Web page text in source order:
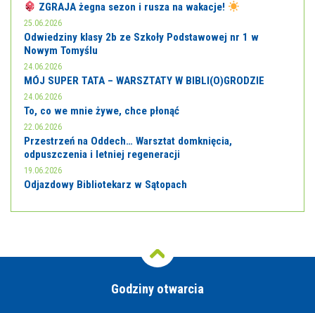
ZGRAJA żegna sezon i rusza na wakacje!
25.06.2026
Odwiedziny klasy 2b ze Szkoły Podstawowej nr 1 w
Nowym Tomyślu
24.06.2026
MÓJ SUPER TATA – WARSZTATY W BIBLI(O)GRODZIE
24.06.2026
To, co we mnie żywe, chce płonąć
22.06.2026
Przestrzeń na Oddech… Warsztat domknięcia,
odpuszczenia i letniej regeneracji
19.06.2026
Odjazdowy Bibliotekarz w Sątopach
Godziny otwarcia